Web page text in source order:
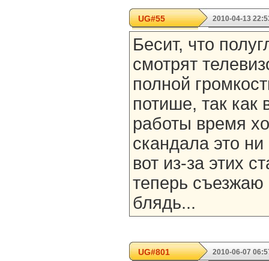
UG#55 2010-04-13
Бесит, что
смотрят
полной
потише, так как
работы время
скандала это
вот из-за этих
теперь съезжаю
блядь...
UG#801 2010-06-07